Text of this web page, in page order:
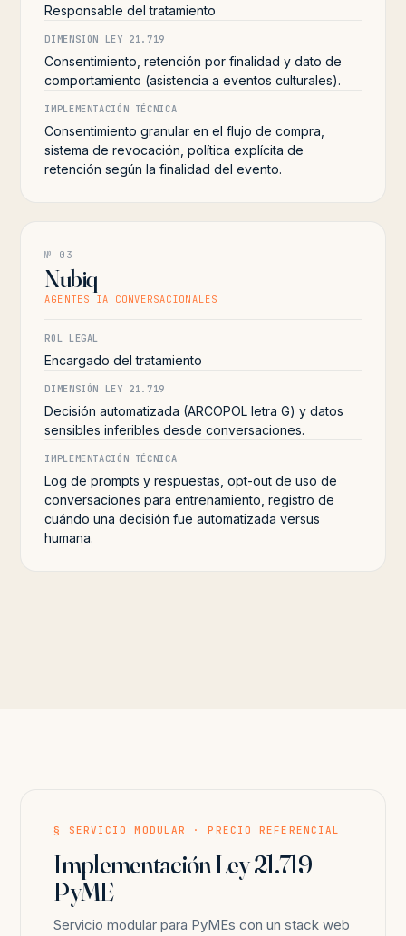
Responsable del tratamiento
DIMENSIÓN LEY 21.719
Consentimiento, retención por finalidad y dato de
comportamiento (asistencia a eventos culturales).
IMPLEMENTACIÓN TÉCNICA
Consentimiento granular en el flujo de compra,
sistema de revocación, política explícita de
retención según la finalidad del evento.
№ 03
Nubiq
AGENTES IA CONVERSACIONALES
ROL LEGAL
Encargado del tratamiento
DIMENSIÓN LEY 21.719
Decisión automatizada (ARCOPOL letra G) y datos
sensibles inferibles desde conversaciones.
IMPLEMENTACIÓN TÉCNICA
Log de prompts y respuestas, opt-out de uso de
conversaciones para entrenamiento, registro de
cuándo una decisión fue automatizada versus
humana.
§ SERVICIO MODULAR · PRECIO REFERENCIAL
Implementación Ley 21.719
PyME
Servicio modular para PyMEs con un stack web